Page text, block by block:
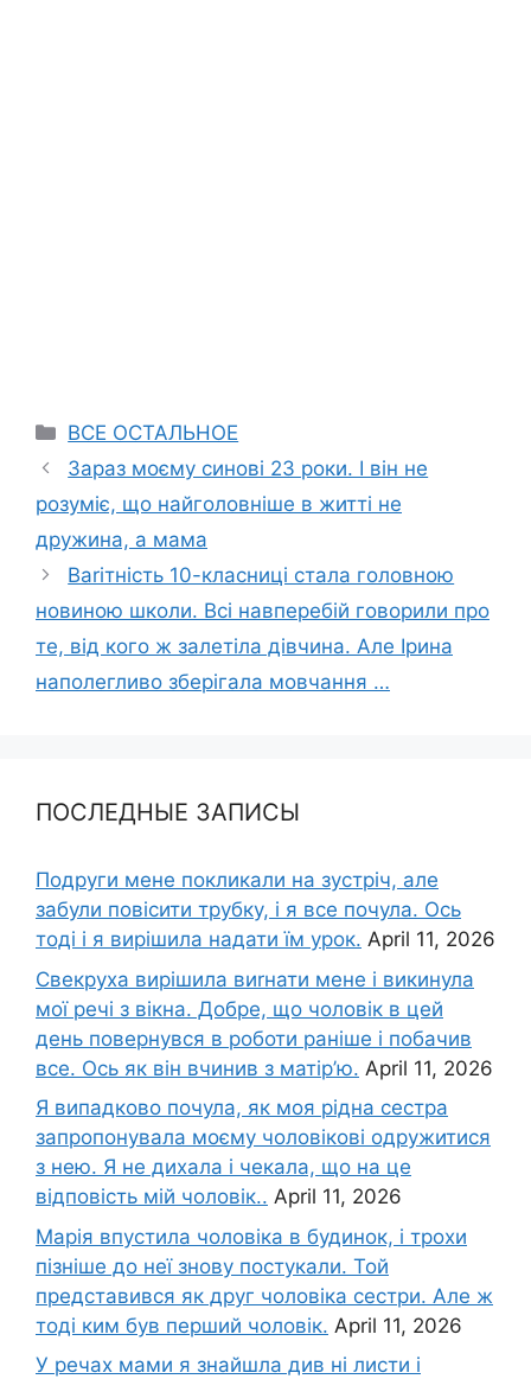
Categories
ВСЕ ОСТАЛЬНОЕ
Зараз моєму синові 23 роки. І він не
розуміє, що найголовніше в житті не
дружина, а мама
Ваrітність 10-класниці стала головною
новиною школи. Всі навперебій говорили про
те, від кого ж залeтіла дівчина. Але Ірина
наполегливо зберігала мовчання …
ПОСЛЕДНЫЕ ЗАПИСЫ
Подруги мене покликали на зустріч, але
забули повісити трубку, і я все почула. Ось
тоді і я вирішила надати їм урок. April 11, 2026
Свекруха вирішила виrнати мене і викинула
мої речі з вікна. Добре, що чоловік в цей
день повернувся в роботи раніше і побачив
все. Ось як він вчинив з матір’ю. April 11, 2026
Я випадково почула, як моя рідна сестра
запропонувала моєму чоловікові одружитися
з нею. Я не дихала і чекала, що на це
відповість мій чоловік.. April 11, 2026
Марія впустила чоловіка в будинок, і трохи
пізніше до неї знову постукали. Той
представився як друг чоловіка сестри. Але ж
тоді ким був перший чоловік. April 11, 2026
У речах мами я знайшла див ні листи і